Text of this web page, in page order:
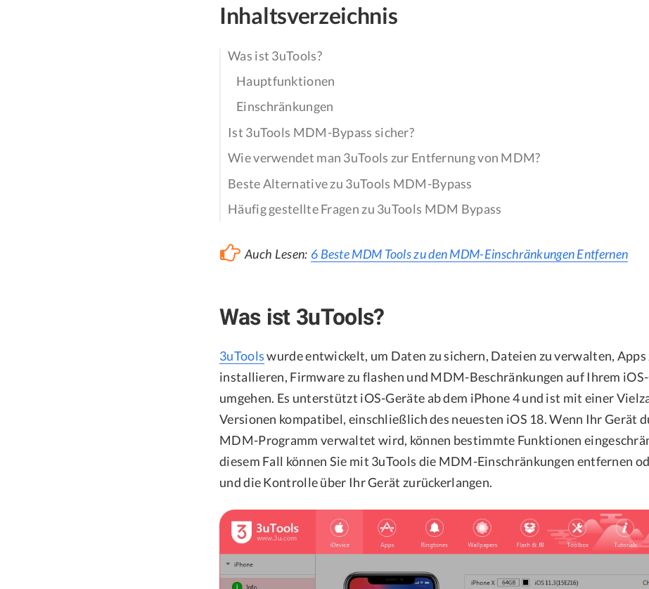
Inhaltsverzeichnis
Was ist 3uTools?
Hauptfunktionen
Einschränkungen
Ist 3uTools MDM-Bypass sicher?
Wie verwendet man 3uTools zur Entfernung von MDM?
Beste Alternative zu 3uTools MDM-Bypass
Häufig gestellte Fragen zu 3uTools MDM Bypass
Auch Lesen: 6 Beste MDM Tools zu den MDM-Einschränkungen Entfernen
Was ist 3uTools?
3uToolswurde entwickelt, um Daten zu sichern, Dateien zu verwalten, Apps
installieren, Firmware zu flashen und MDM-Beschränkungen auf Ihrem
umgehen. Es unterstützt iOS-Geräte ab dem iPhone 4 und ist mit einer
Versionen kompatibel, einschließlich des neuesten iOS 18. Wenn Ihr Gerät
MDM-Programm verwaltet wird, können bestimmte Funktionen
diesem Fall können Sie mit 3uTools die MDM-Einschränkungen entfernen
und die Kontrolle über Ihr Gerät zurückerlangen.